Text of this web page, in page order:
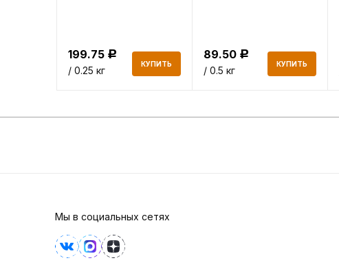
199.75 Р
/ 0.25 кг
КУПИТЬ
89.50 Р
/ 0.5 кг
КУПИТЬ
Мы в социальных сетях